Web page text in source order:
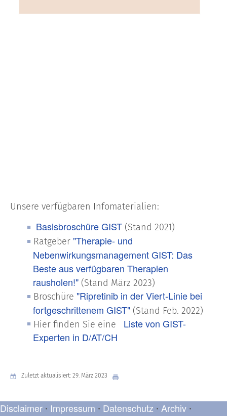
Unsere verfügbaren Infomaterialien:
Basisbroschüre GIST (Stand 2021)
Ratgeber "Therapie- und
Nebenwirkungsmanagement GIST: Das
Beste aus verfügbaren Therapien
rausholen!" (Stand März 2023)
Broschüre "Ripretinib in der Viert-Linie bei
fortgeschrittenem GIST" (Stand Feb. 2022)
Hier finden Sie eine
Liste von GIST-
Experten in D/AT/CH
Zuletzt aktualisiert: 29. März 2023
Disclaimer • Impressum • Datenschutz • Archiv •